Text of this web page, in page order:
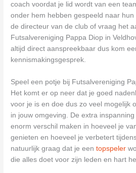
coach voordat je lid wordt van een
onder hem hebben gespeeld naar
de directeur van de club of vraag het
Futsalvereniging Pappa Diop in
altijd direct aanspreekbaar dus kom
kennismakingsgesprek.
Speel een potje bij Futsalvereniging
Het komt er op neer dat je goed
voor je is en doe dus zo veel mogelijk
in jouw omgeving. De extra
enorm verschil maken in hoeveel je
genieten en hoeveel je verbetert
natuurlijk graag dat je eentopspeler
die alles doet voor zijn leden en hart